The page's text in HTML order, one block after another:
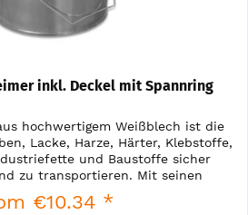
inkl. Deckel mit Spannring
hochwertigem Weißblech ist die
Lacke, Harze, Härter, Klebstoffe,
und Baustoffe sicher
zu transportieren. Mit seinen
Merkmalen...
€10.34 *